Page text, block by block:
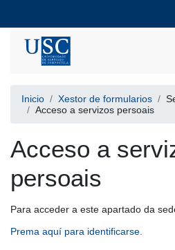
Inicio Xestor de formularios
Acceso a servizos persoais
Acceso a
persoais
Para acceder a este apartado da
Prema aquí para identificarse.